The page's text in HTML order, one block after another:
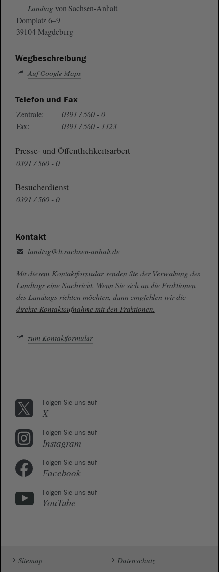
Landtag von Sachsen-Anhalt
Domplatz 6–9
39104 Magdeburg
Wegbeschreibung
Auf Google Maps
Telefon und Fax
Zentrale:
0391 / 560 - 0
Fax:
0391 / 560 - 1123
Presse- und Öffentlichkeitsarbeit
0391 / 560 - 0
Besucherdienst
0391 / 560 - 0
Kontakt
landtag@lt.sachsen-anhalt.de
Mit diesem Kontaktformular senden Sie der Verwaltung des
Landtags eine Nachricht. Wenn Sie sich an die Fraktionen
des Landtags richten möchten, dann empfehlen wir die
direkte Kontaktaufnahme mit den Fraktionen.
zum Kontaktformular
Folgen Sie uns auf
X
Folgen Sie uns auf
Instagram
Folgen Sie uns auf
Facebook
Folgen Sie uns auf
YouTube
Sitemap Datenschutz